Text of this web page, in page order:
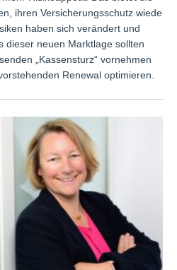
ihren Versicherungsschutz wieder
haben sich verändert und
dieser neuen Marktlage sollten
„Kassensturz“ vornehmen
Renewal optimieren.